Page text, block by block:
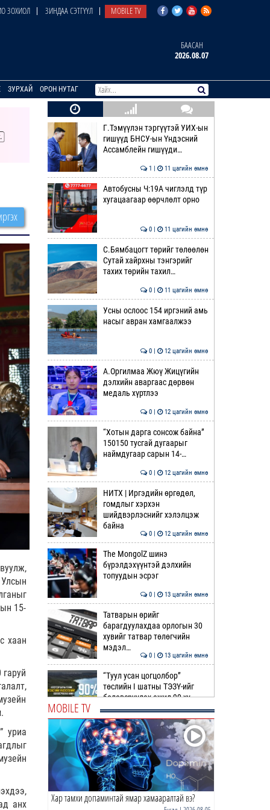
ЗОХИОЛ ЗИНДАА СЭТГҮҮЛ MOBILE TV
БААСАН
2026.08.07
ЗУРХАЙ ОРОН НУТАГ
15-
хаан
уриа
анх
Г.Тэмүүлэн тэргүүтэй УИХ-ын
гишүүд БНСУ-ын Үндэсний
Ассамблейн гишүүди…
1 | 11 цагийн өмнө
Автобусны Ч:19А чиглэлд түр
хугацаагаар өөрчлөлт орно
0 | 11 цагийн өмнө
С.Бямбацогт төрийг төлөөлөн
Сутай хайрхны тэнгэрийг
тахих төрийн тахил…
0 | 11 цагийн өмнө
Усны ослоос 154 иргэний амь
насыг авран хамгаалжээ
0 | 12 цагийн өмнө
А.Оргилмаа Жюү Жицүгийн
дэлхийн аваргаас дөрвөн
медаль хүртлээ
0 | 12 цагийн өмнө
“Хотын дарга сонсож байна”
150150 тусгай дугаарыг
наймдугаар сарын 14-…
0 | 12 цагийн өмнө
НИТХ | Иргэдийн өргөдөл,
гомдлыг хэрхэн
шийдвэрлэснийг хэлэлцэж
байна
0 | 12 цагийн өмнө
The MongolZ шинэ
бүрэлдэхүүнтэй дэлхийн
топуудын эсрэг
0 | 13 цагийн өмнө
Татварын өрийг
барагдуулахдаа орлогын 30
хувийг татвар төлөгчийн
мэдэл…
0 | 13 цагийн өмнө
“Туул усан цогцолбор”
төслийн I шатны ТЭЗҮ-ийг
боловсруулах ажил 90 ху…
Нийслэлийн иргэдийн
Төлөөлөгчдийн Хурлын
Ээлжит VIII хуралдаан
эхэллээ
0 | 14 цагийн өмнө
ТОО | Гадаад валютын нөөц
MOBILE TV
Хар тамхи допаминтай ямар хамааралтай вэ?